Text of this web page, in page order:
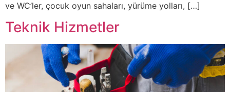
ve WC’ler, çocuk oyun sahaları, yürüme yolları, […]
Teknik Hizmetler